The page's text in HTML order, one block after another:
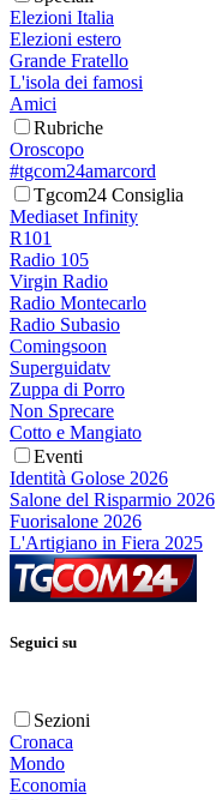
Elezioni Italia
Elezioni estero
Grande Fratello
L'isola dei famosi
Amici
Rubriche
Oroscopo
#tgcom24amarcord
Tgcom24 Consiglia
Mediaset Infinity
R101
Radio 105
Virgin Radio
Radio Montecarlo
Radio Subasio
Comingsoon
Superguidatv
Zuppa di Porro
Non Sprecare
Cotto e Mangiato
Eventi
Identità Golose 2026
Salone del Risparmio 2026
Fuorisalone 2026
L'Artigiano in Fiera 2025
Seguici su
Sezioni
Cronaca
Mondo
Economia